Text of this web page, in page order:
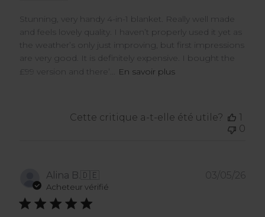
Stunning, very handy 4-in-1 blanket. Really well made
and feels lovely quality. I haven’t properly used it yet as
the weather’s only just improving, but first impressions
are very good. It is definitely expensive. I bought the
£99 version and there’... En savoir plus
Cette critique a-t-elle été utile?
1
0
Alina B.🇩🇪
Acheteur vérifié
03/05/26